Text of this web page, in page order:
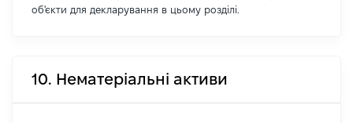
об'єкти для декларування в цьому розділі.
10. Нематеріальні активи